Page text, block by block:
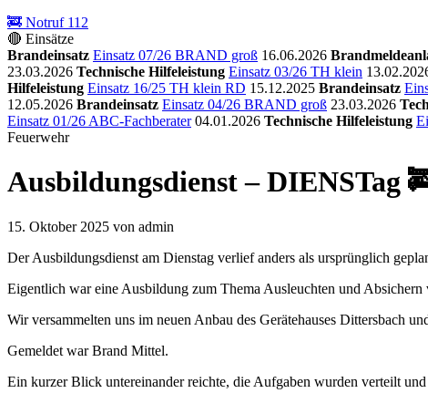
🚒 Notruf 112
🔴 Einsätze
Brandeinsatz Einsatz 07/26 BRAND groß 16.06.2026
23.03.2026 Technische Hilfeleistung Einsatz 03/26 TH klein
Hilfeleistung Einsatz 16/25 TH klein RD 15.12.2025 Brandeinsatz
12.05.2026 Brandeinsatz Einsatz 04/26 BRAND groß 23.03.2026
Einsatz 01/26 ABC-Fachberater 04.01.2026 Technische Hilfeleistung
Feuerwehr
Ausbildungsdienst – DIENSTag
15. Oktober 2025 von admin
Der Ausbildungsdienst am Dienstag verlief anders als ursprünglich
Eigentlich war eine Ausbildung zum Thema Ausleuchten und Absichern
Wir versammelten uns im neuen Anbau des Gerätehauses Dittersbach
Gemeldet war Brand Mittel.
Ein kurzer Blick untereinander reichte, die Aufgaben wurden verteilt